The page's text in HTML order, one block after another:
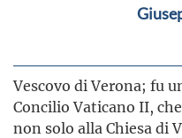
Vescovo di Verona; fu
Concilio Vaticano II,
non solo alla Chiesa di